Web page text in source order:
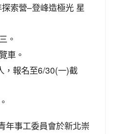
索營–登峰造極光 星
。
車。
，報名至6/30(一)截
年事工委員會於新北崇